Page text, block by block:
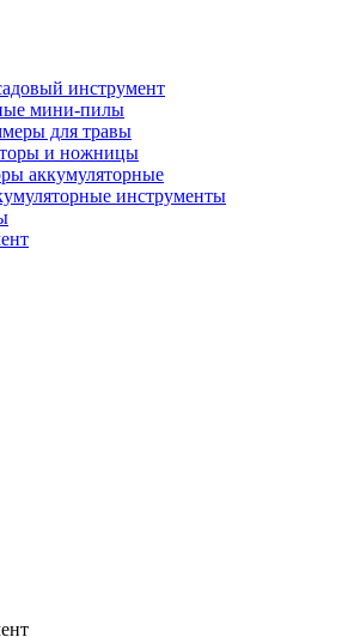
инструмент
мини-пилы
для травы
и ножницы
аккумуляторные
инструменты